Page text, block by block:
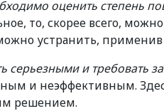
оценить степень
то, скорее всего,
устранить,
серьезными и требовать
и неэффективным.
решением.